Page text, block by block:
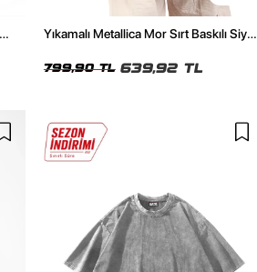
Yıkamalı Metallica Mor Sırt Baskılı Siyah
799,90 TL 639,92 TL